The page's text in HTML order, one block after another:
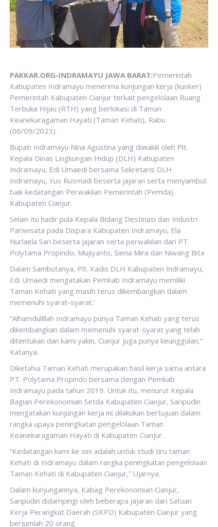
PAKKAR.ORG-INDRAMAYU JAWA BARAT:Pemerintah
Kabupaten Indramayu menerima kunjungan kerja (kunker)
Pemerintah Kabupaten Cianjur terkait pengelolaan Ruang
Terbuka Hijau (RTH) yang berlokasi di Taman
Keanekaragaman Hayati (Taman Kehati), Rabu
(06/09/2023).
Bupati Indramayu Nina Agustina yang diwakili oleh Plt.
Kepala Dinas Lingkungan Hidup (DLH) Kabupaten
Indramayu, Edi Umaedi bersama Sekretaris DLH
Indramayu, Yus Rusmadi beserta jajaran serta menyambut
baik kedatangan Perwakilan Pemerintah (Pemda)
Kabupaten Cianjur.
Selain itu hadir pula Kepala Bidang Destinasi dan Industri
Pariwisata pada Dispara Kabupaten Indramayu, Ela
Nurlaela Sari beserta jajaran serta perwakilan dari PT
Polytama Propindo, Mujiyanto, Siena Mira dan Niwang Bita
Dalam Sambutanya, Plt. Kadis DLH Kabupaten Indramayu,
Edi Umaedi mengatakan Pemkab Indramayu memiliki
Taman Kehati yang masih terus dikembangkan dalam
memenuhi syarat-syarat.’
“Alhamdulillah Indramayu punya Taman Kehati yang terus
dikembangkan dalam memenuhi syarat-syarat yang telah
ditentukan dan kami yakin, Cianjur juga punya keunggulan,”
Katanya.
Diketahui Taman Kehati merupakan hasil kerja sama antara
PT. Polytama Propindo bersama dengan Pemkab
Indramayu pada tahun 2019. Untuk itu, menurut Kepala
Bagian Perekonomian Setda Kabupaten Cianjur, Saripudin
mengatakan kunjungan kerja ini dilakukan bertujuan dalam
rangka upaya peningkatan pengelolaan Taman
Keanekaragaman Hayati di Kabupaten Cianjur.
“Kedatangan kami ke sini adalah untuk studi tiru taman
Kehati di Indramayu dalam rangka peningkatan pengelolaan
Taman Kehati di Kabupaten Cianjur,” Ujarnya.
Dalam kunjungannya, Kabag Perekonomian Cianjur,
Saripudin didampingi oleh beberapa jajaran dari Satuan
Kerja Perangkat Daerah (SKPD) Kabupaten Cianjur yang
berjumlah 20 orang.